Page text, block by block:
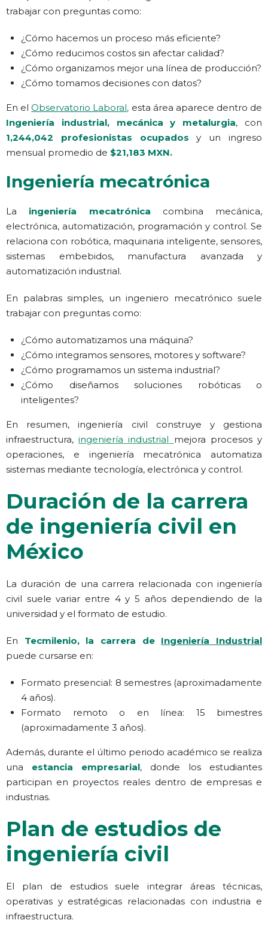
trabajar con preguntas como:
¿Cómo hacemos un proceso más eficiente?
¿Cómo reducimos costos sin afectar calidad?
¿Cómo organizamos mejor una línea de producción?
¿Cómo tomamos decisiones con datos?
En elObservatorio Laboral, esta área aparece dentro de
Ingeniería industrial, mecánica y metalurgia, con
1,244,042 profesionistas ocupados y un ingreso
mensual promedio de $21,183 MXN.
Ingeniería mecatrónica
La ingeniería mecatrónica combina mecánica,
electrónica, automatización, programación y control. Se
relaciona con robótica, maquinaria inteligente, sensores,
sistemas embebidos, manufactura avanzada y
automatización industrial.
En palabras simples, un ingeniero mecatrónico suele
trabajar con preguntas como:
¿Cómo automatizamos una máquina?
¿Cómo integramos sensores, motores y software?
¿Cómo programamos un sistema industrial?
¿Cómo diseñamos soluciones robóticas o
inteligentes?
En resumen, ingeniería civil construye y gestiona
infraestructura,ingeniería industrial mejora procesos y
operaciones, e ingeniería mecatrónica automatiza
sistemas mediante tecnología, electrónica y control.
Duración de la carrera
de ingeniería civil en
México
La duración de una carrera relacionada con ingeniería
civil suele variar entre 4 y 5 años dependiendo de la
universidad y el formato de estudio.
En Tecmilenio, la carrera de Ingeniería Industrial
puede cursarse en:
Formato presencial: 8 semestres (aproximadamente
4 años).
Formato remoto o en línea: 15 bimestres
(aproximadamente 3 años).
Además, durante el último periodo académico se realiza
una estancia empresarial, donde los estudiantes
participan en proyectos reales dentro de empresas e
industrias.
Plan de estudios de
ingeniería civil
El plan de estudios suele integrar áreas técnicas,
operativas y estratégicas relacionadas con industria e
infraestructura.